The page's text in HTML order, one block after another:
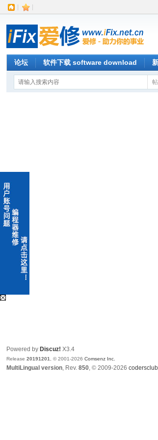
论坛 软件下载 software download
Powered by Discuz! X3.4
Release20191201 , © 2001-2026Comsenz Inc.
MultiLingual version, Rev.850, © 2009-2026